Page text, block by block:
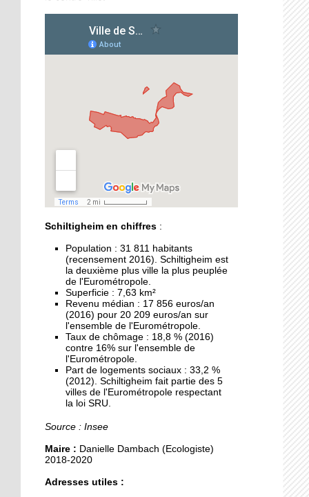
30 septembre 2019
Grand déstockage chez
30 septembre 2019
Hélène Hollederer, de
LREM, en campagne
30 septembre 2019
Accident à Schiltigheim :
une cycliste tuée
27 septembre 2019
Handball : Schiltigheim
affronte Sélestat pour la
suprématie régionale
27 septembre 2019
Pas de protection
fonctionnelle pour
l’ancien maire Kutner
27 septembre 2019
conquête de l'Espace
européen de l'entreprise
Schiltigheim en chiffres :
Population : 31 811 habitants
(recensement 2016). Schiltigheim est
la deuxième plus ville la plus peuplée
de l'Eurométropole.
Superficie : 7,63 km²
Revenu médian : 17 856 euros/an
(2016) pour 20 209 euros/an sur
l'ensemble de l'Eurométropole.
Taux de chômage : 18,8 % (2016)
contre 16% sur l'ensemble de
l'Eurométropole.
Part de logements sociaux : 33,2 %
(2012). Schiltigheim fait partie des 5
villes de l'Eurométropole respectant
la loi SRU.
Source : Insee
Maire : Danielle Dambach (Ecologiste)
2018-2020
Adresses utiles :